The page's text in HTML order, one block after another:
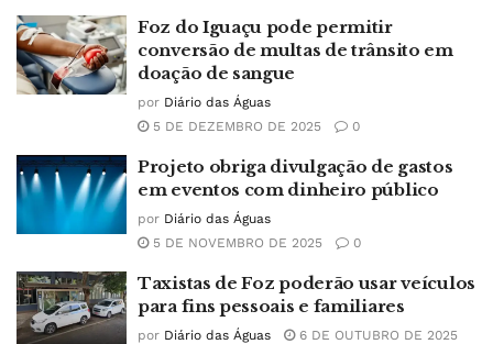
Foz do Iguaçu pode permitir
conversão de multas de trânsito em
doação de sangue
por Diário das Águas
5 DE DEZEMBRO DE 2025
0
Projeto obriga divulgação de gastos
em eventos com dinheiro público
por Diário das Águas
5 DE NOVEMBRO DE 2025
0
Taxistas de Foz poderão usar veículos
para fins pessoais e familiares
por Diário das Águas
6 DE OUTUBRO DE 2025